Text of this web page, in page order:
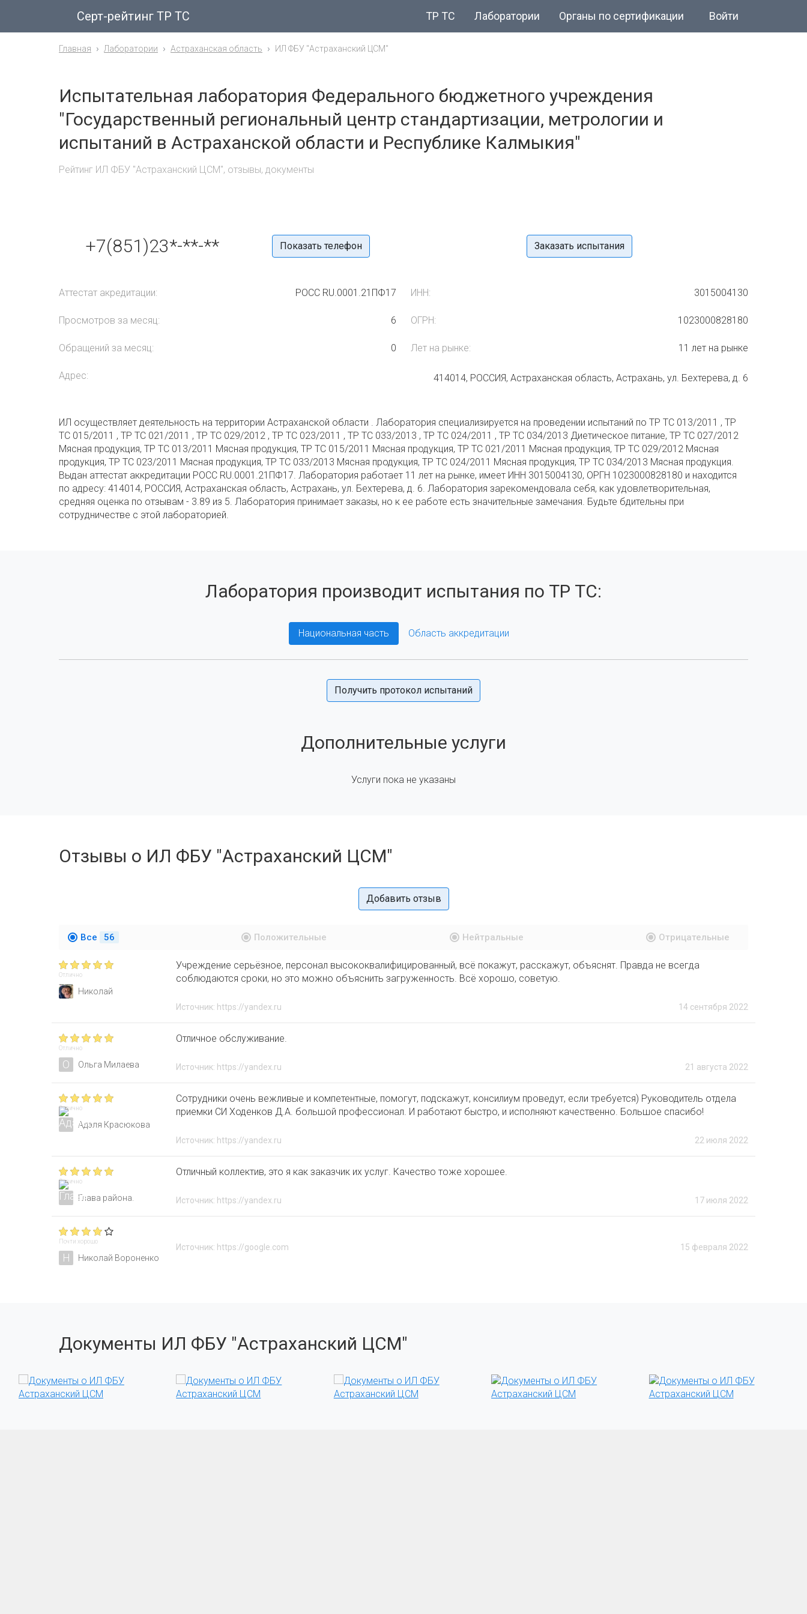
Серт-рейтинг ТР ТС ТР ТС Лаборатории Органы по сертификации Войти
Главная Лаборатории Астраханская область ИЛ ФБУ "Астраханский ЦСМ"
Испытательная лаборатория Федерального бюджетного учреждения
"Государственный региональный центр стандартизации, метрологии и
испытаний в Астраханской области и Республике Калмыкия"
Рейтинг ИЛ ФБУ "Астраханский ЦСМ", отзывы, документы
+7(851)23*-**-** Показать телефон Заказать испытания
Аттестат акредитации: РОСС RU.0001.21ПФ17
Просмотров за месяц: 6
Обращений за месяц: 0
ИНН: 3015004130
ОГРН: 1023000828180
Лет на рынке: 11 лет на рынке
Адрес: 414014, РОССИЯ, Астраханская область, Астрахань, ул. Бехтерева, д. 6
ИЛ осуществляет деятельность на территории Астраханской области . Лаборатория специализируется на проведении испытаний по ТР ТС 013/2011 , ТР
ТС 015/2011 , ТР ТС 021/2011 , ТР ТС 029/2012 , ТР ТС 023/2011 , ТР ТС 033/2013 , ТР ТС 024/2011 , ТР ТС 034/2013 Диетическое питание, ТР ТС 027/2012
Мясная продукция, ТР ТС 013/2011 Мясная продукция, ТР ТС 015/2011 Мясная продукция, ТР ТС 021/2011 Мясная продукция, ТР ТС 029/2012 Мясная
продукция, ТР ТС 023/2011 Мясная продукция, ТР ТС 033/2013 Мясная продукция, ТР ТС 024/2011 Мясная продукция, ТР ТС 034/2013 Мясная продукция.
Выдан аттестат аккредитации РОСС RU.0001.21ПФ17. Лаборатория работает 11 лет на рынке, имеет ИНН 3015004130, ОРГН 1023000828180 и находится
по адресу: 414014, РОССИЯ, Астраханская область, Астрахань, ул. Бехтерева, д. 6. Лаборатория зарекомендовала себя, как удовлетворительная,
средняя оценка по отзывам - 3.89 из 5. Лаборатория принимает заказы, но к ее работе есть значительные замечания. Будьте бдительны при
сотрудничестве с этой лабораторией.
Лаборатория производит испытания по ТР ТС:
Национальная часть Область аккредитации
Получить протокол испытаний
Дополнительные услуги
Услуги пока не указаны
Отзывы о ИЛ ФБУ "Астраханский ЦСМ"
Добавить отзыв
Все 56 Положительные Нейтральные Отрицательные
Отлично
Николай
Учреждение серьёзное, персонал высококвалифицированный, всё покажут, расскажут, объяснят. Правда не всегда
соблюдаются сроки, но это можно объяснить загруженность. Всё хорошо, советую.
14 сентября 2022
Источник: https://yandex.ru
Отлично
О Ольга Милаева
Отличное обслуживание.
21 августа 2022
Источник: https://yandex.ru
Отлично
Адэля Красюкова
Сотрудники очень вежливые и компетентные, помогут, подскажут, консилиум проведут, если требуется) Руководитель отдела
приемки СИ Ходенков Д.А. большой профессионал. И работают быстро, и исполняют качественно. Большое спасибо!
22 июля 2022
Источник: https://yandex.ru
Отлично
Глава района.
Отличный коллектив, это я как заказчик их услуг. Качество тоже хорошее.
17 июля 2022
Источник: https://yandex.ru
Почти хорошо
Н Николай Вороненко
15 февраля 2022
Источник: https://google.com
Документы ИЛ ФБУ "Астраханский ЦСМ"